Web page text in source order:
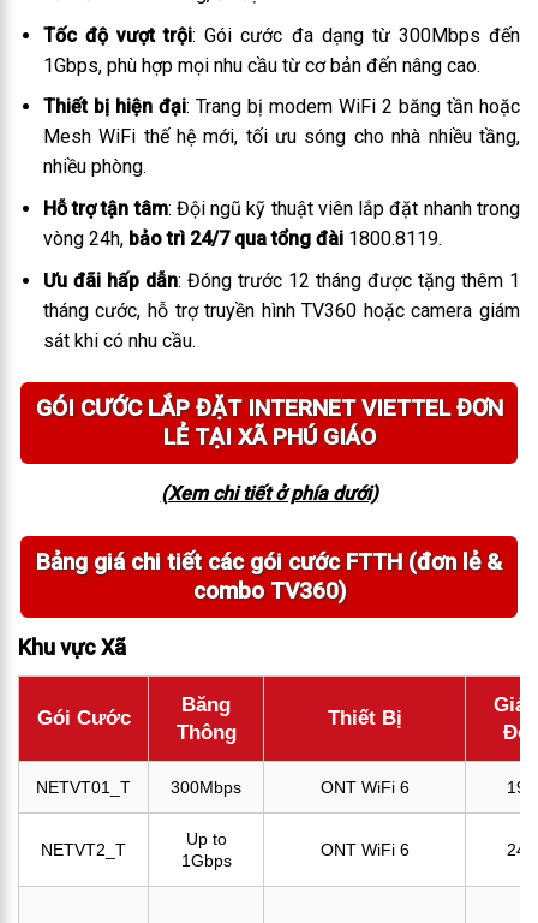
Tốc độ vượt trội: Gói cước đa dạng từ 300Mbps đến
1Gbps, phù hợp mọi nhu cầu từ cơ bản đến nâng cao.
Thiết bị hiện đại: Trang bị modem WiFi 2 băng tần hoặc
Mesh WiFi thế hệ mới, tối ưu sóng cho nhà nhiều tầng,
nhiều phòng.
Hỗ trợ tận tâm: Đội ngũ kỹ thuật viên lắp đặt nhanh trong
vòng 24h, bảo trì 24/7 qua tổng đài1800.8119.
Ưu đãi hấp dẫn: Đóng trước 12 tháng được tặng thêm 1
tháng cước, hỗ trợ truyền hình TV360 hoặc camera giám
sát khi có nhu cầu.
GÓI CƯỚC LẮP ĐẶT INTERNET VIETTEL ĐƠN
LẺ TẠI XÃ PHÚ GIÁO
(Xem chi tiết ở phía dưới)
Bảng giá chi tiết các gói cước FTTH (đơn lẻ &
combo TV360)
Khu vực Xã
Gói Cước
Băng
Thông
Thiết Bị
Giá
NETVT01_T 300Mbps ONT WiFi 6
NETVT2_T
Up to
1Gbps
ONT WiFi 6